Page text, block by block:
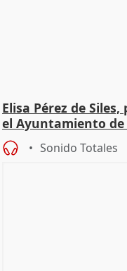
Elisa Pérez de
el Ayuntamiento
Sonido Totales